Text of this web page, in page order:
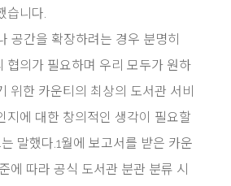
습니다.
공간을 확장하려는 경우 분명히
협의가 필요하며 우리 모두가 원하
위한 카운티의 최상의 도서관 서비
지에 대한 창의적인 생각이 필요할
말했다.1월에 보고서를 받은 카운
에 따라 공식 도서관 분관 분류 시